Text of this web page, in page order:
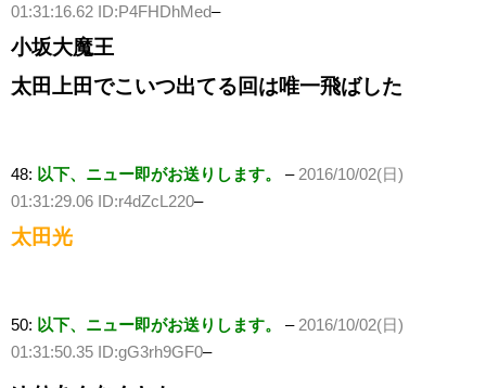
01:31:16.62 ID:P4FHDhMed–
小坂大魔王
太田上田でこいつ出てる回は唯一飛ばした
48: 以下、ニュー即がお送りします。 –2016/10/02(日)
01:31:29.06 ID:r4dZcL220–
太田光
50: 以下、ニュー即がお送りします。 –2016/10/02(日)
01:31:50.35 ID:gG3rh9GF0–